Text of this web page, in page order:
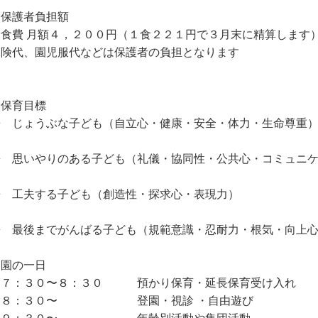
保護者負担額
食費 月額４，２００円（１食２２１円で３月末に精算します）
険代、園児服代などは保護者の負担となります
保育目標
ょうぶな子ども（自立心・健康・安全・体力・生命尊重）
いやりのある子ども（礼儀・協同性・公共心・コミュニケ
夫する子ども（創造性・探求心・表現力）
後までがんばる子ども（規範意識・忍耐力・根気・向上心
の一日
３０〜８：３０ 預かり保育・延長保育受け入れ
３０〜 登園・視診 ・自由遊び